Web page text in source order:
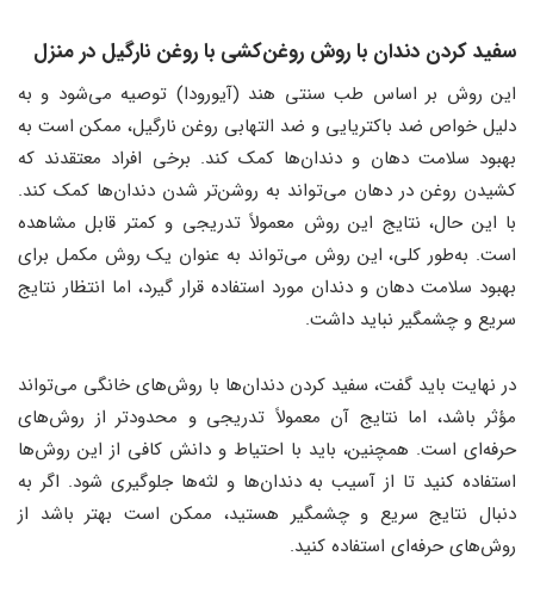
سفید کردن دندان با روش روغن‌کشی با روغن نارگیل در منزل
این روش بر اساس طب سنتی هند (آیورودا) توصیه می‌شود و به
دلیل خواص ضد باکتریایی و ضد التهابی روغن نارگیل، ممکن است به
بهبود سلامت دهان و دندان‌ها کمک کند. برخی افراد معتقدند که
کشیدن روغن در دهان می‌تواند به روشن‌تر شدن دندان‌ها کمک کند.
با این حال، نتایج این روش معمولاً تدریجی و کمتر قابل مشاهده
است. به‌طور کلی، این روش می‌تواند به عنوان یک روش مکمل برای
بهبود سلامت دهان و دندان مورد استفاده قرار گیرد، اما انتظار نتایج
سریع و چشمگیر نباید داشت.
در نهایت باید گفت، سفید کردن دندان‌ها با روش‌های خانگی می‌تواند
مؤثر باشد، اما نتایج آن معمولاً تدریجی و محدودتر از روش‌های
حرفه‌ای است. همچنین، باید با احتیاط و دانش کافی از این روش‌ها
استفاده کنید تا از آسیب به دندان‌ها و لثه‌ها جلوگیری شود. اگر به
دنبال نتایج سریع و چشمگیر هستید، ممکن است بهتر باشد از
روش‌های حرفه‌ای استفاده کنید.